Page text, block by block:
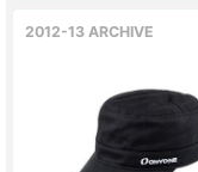
2012-13 ARCHIVE